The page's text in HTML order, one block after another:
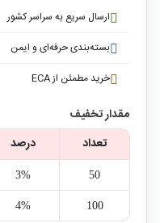
ارسال سریع به سراسر کشور
بسته‌بندی حرفه‌ای و ایمن
خرید مطمئن از ECA
مقدار تخفیف
تعداد
درصد
50
3%
100
4%